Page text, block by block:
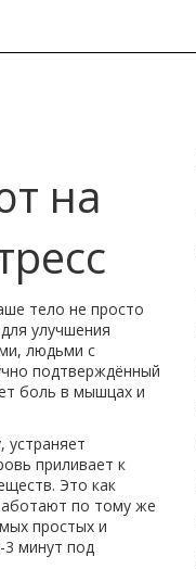
на
тело не просто
улучшения
людьми с
подтверждённый
боль в мышцах и
устраняет
приливает к
Это как
по тому же
простых и
3 минут под